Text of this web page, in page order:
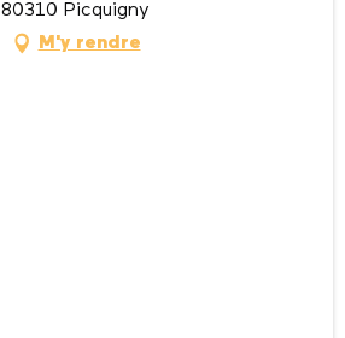
80310 Picquigny
M'y rendre